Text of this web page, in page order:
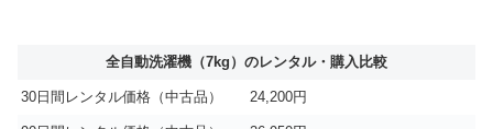
全自動洗濯機（7kg）のレンタル・購入比較
30日間レンタル価格（中古品） 24,200円